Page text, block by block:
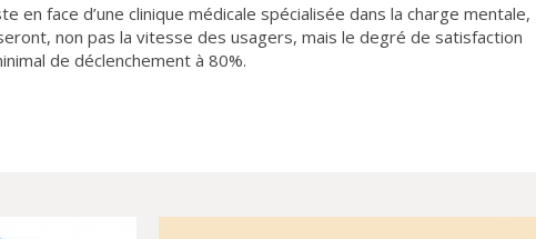
en face d’une clinique médicale spécialisée dans la charge mentale,
non pas la vitesse des usagers, mais le degré de satisfaction
de déclenchement à 80%.